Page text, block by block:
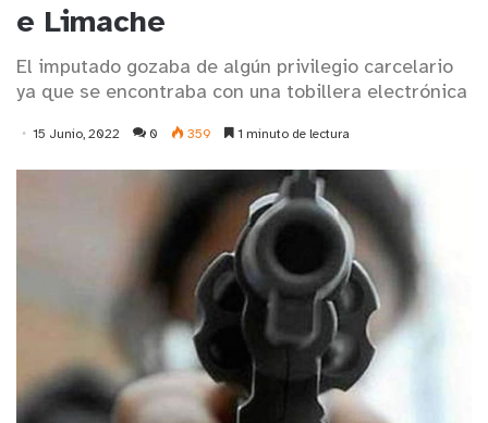
e Limache
El imputado gozaba de algún privilegio carcelario
ya que se encontraba con una tobillera electrónica
15 Junio, 2022 0 359 1 minuto de lectura